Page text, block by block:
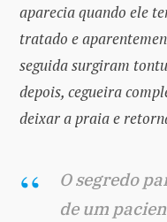
aparecia quando ele
tratado e
seguida surgiram
depois, cegueira
deixar a praia e
O segredo
de um